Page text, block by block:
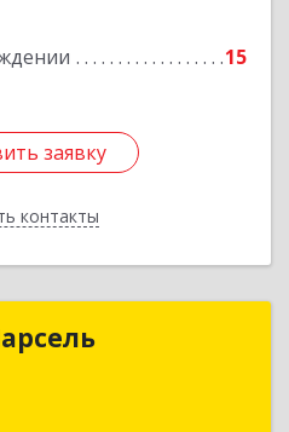
15
заявку
контакты
заявку
Марсель